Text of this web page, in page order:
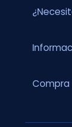
Compra